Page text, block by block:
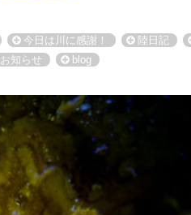
今日は川に感謝！ 陸日記
お知らせ blog